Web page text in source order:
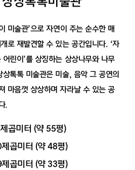
미술관’으로 자연이 주는 순수한 매
로 재발견할 수 있는 공간입니다. ‘자
린이’를 상징하는 상상나무와 나무
톡톡 미술관은 미술, 음악 그 공연의
마음껏 상상하며 자라날 수 있는 공
.
곱미터 (약 55평)
곱미터 (약 48평)
곱미터 (약 33평)